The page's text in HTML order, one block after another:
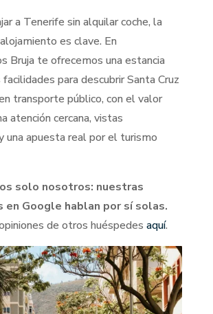
a Tenerife sin alquilar coche, la
es clave. En
Bruja te ofrecemos una estancia
para descubrir Santa Cruz
transporte público, con el valor
atención cercana, vistas
una apuesta real por el turismo
solo nosotros: nuestras
en Google hablan por sí solas.
de otros huéspedes aquí.